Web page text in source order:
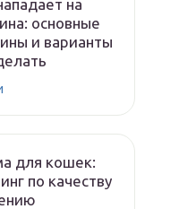
на
основные
и варианты
для кошек:
по качеству